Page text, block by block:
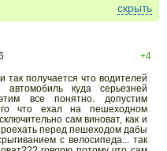
скрыть
+4
так получается что водителей
куда серьезней
все понятно. допустим
что ехал на пешеходном
сам виноват, как и
перед пешеходом дабы
с велосипеда... так